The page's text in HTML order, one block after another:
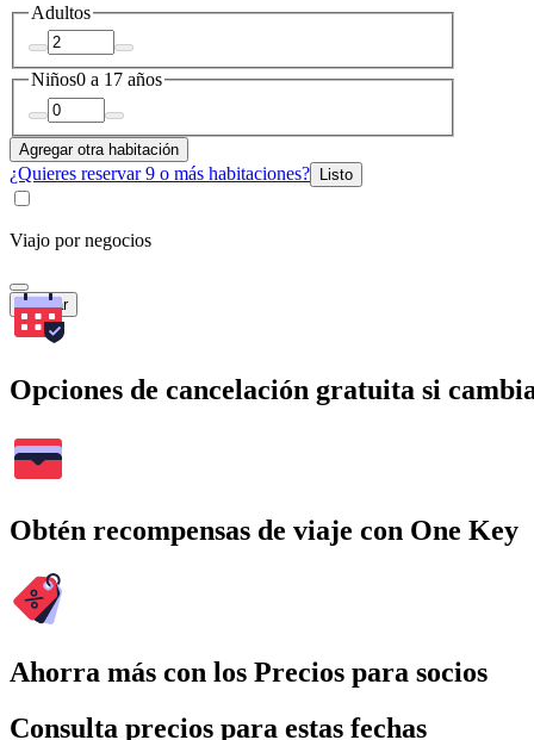
Adultos
Niños0 a 17 años
Agregar otra habitación
¿Quieres reservar 9 o más habitaciones? Listo
Viajo por negocios
Buscar
Opciones de cancelación gratuita si
Obtén recompensas de viaje con One Key
Ahorra más con los Precios para socios
Consulta precios para estas fechas